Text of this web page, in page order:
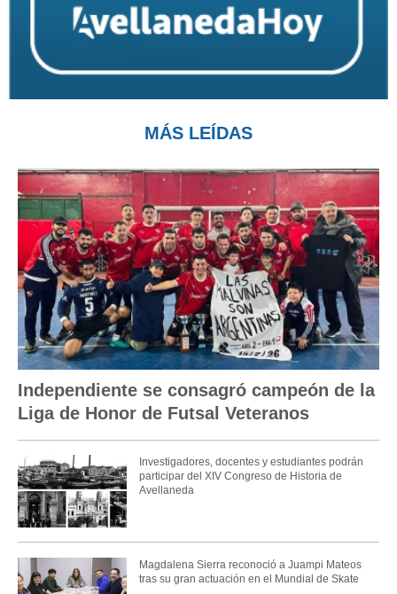
MÁS LEÍDAS
Independiente se consagró campeón de la
Liga de Honor de Futsal Veteranos
Investigadores, docentes y estudiantes podrán
participar del XIV Congreso de Historia de
Avellaneda
Magdalena Sierra reconoció a Juampi Mateos
tras su gran actuación en el Mundial de Skate